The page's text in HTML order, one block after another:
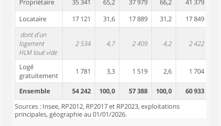
Propriétaire 35 341 65,2 37 979 66,2 41 379
Locataire
17 121 31,6 17 889 31,2 17 849
dont d'un
logement
HLM loué vide
2 534 4,7 2 409 4,2 2 422
Logé
gratuitement
1 781 3,3 1 519 2,6 1 704
Ensemble 54 242 100,0 57 388 100,0 60 933
Sources : Insee, RP2012, RP2017 et RP2023, exploitations
principales, géographie au 01/01/2026.